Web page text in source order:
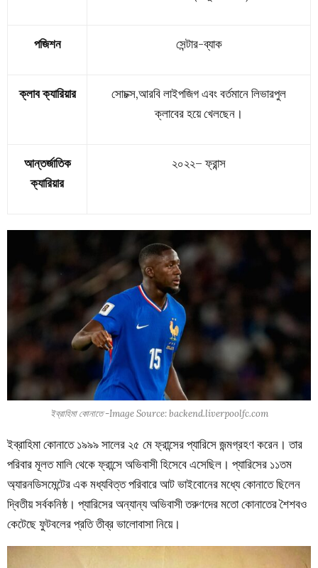
পজিশন সেন্টার-ব্যাক
ক্লাব ক্যারিয়ার
সোচক্স,আরবি লাইপজিগ এবং বর্তমানে লিভারপুল
ক্লাবের হয়ে খেলছেন।
আন্তর্জাতিক
ক্যারিয়ার
২০২২– ফ্রান্স
ইব্রাহিমা কোনাতে -Image Source: backend.liverpoolfc.com
ইব্রাহিমা কোনাতে ১৯৯৯ সালের ২৫ মে ফ্রান্সের প্যারিসে জন্মগ্রহণ করেন। তার
পরিবার মূলত মালি থেকে ফ্রান্সে অভিবাসী হিসেবে এসেছিল। প্যারিসের ১১তম
অ্যারনডিসমেন্টের এক মধ্যবিত্ত পরিবারে আট ভাইবোনের মধ্যে কোনাতে ছিলেন
দ্বিতীয় সর্বকনিষ্ঠ। প্যারিসের অন্যান্য অভিবাসী তরুণদের মতো কোনাতের শৈশবও
কেটেছে ফুটবলের প্রতি তীব্র ভালোবাসা নিয়ে।